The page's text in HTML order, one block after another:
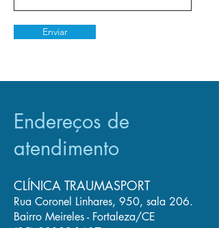
Enviar
Endereços de
atendimento
CLÍNICA TRAUMASPORT
Rua Coronel Linhares, 950, sala 206.
Bairro Meireles - Fortaleza/CE